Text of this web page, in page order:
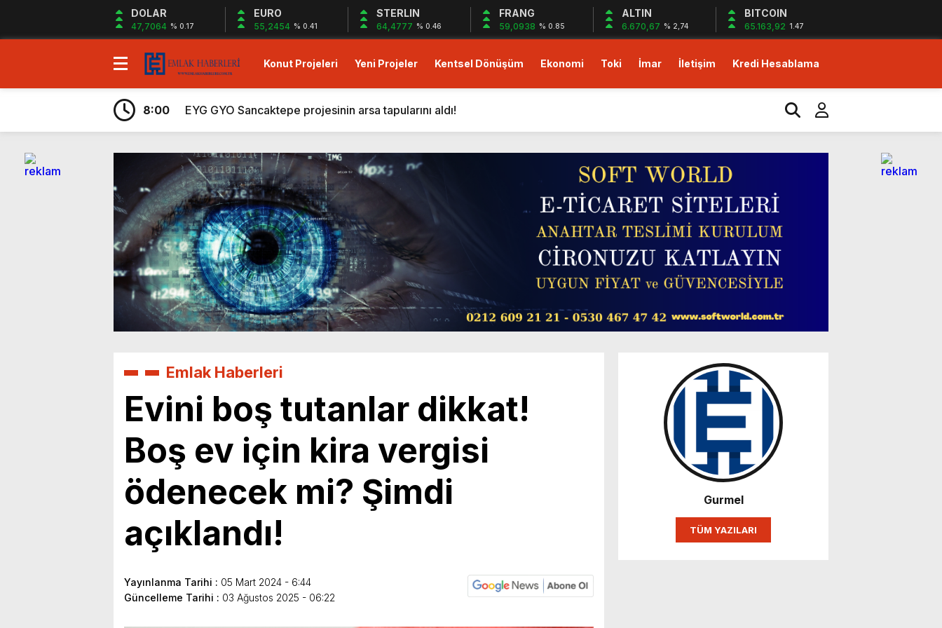
DOLAR
47,7064 % 0.17
EURO
55,2454 % 0.41
STERLIN
64,4777 % 0.46
FRANG
59,0938 % 0.85
ALTIN
6.670,67 % 2,74
BITCOIN
65.163,92 1.47
Konut Projeleri Yeni Projeler Kentsel Dönüşüm Ekonomi Toki İmar İletişim Kredi Hesablama
7:43
Ege Yapı Ormanyaka’da 2023 fiyatlarıyla 48 ay vade imkanı!
19:29
Gazze`ye Yardım Kampanyası Soft World ile Karın yüzde 25’i Gazzeye Bağışlıyoruz Sizlerin desteği ile…
8:00
EYG GYO Sancaktepe projesinin arsa tapularını aldı!
7:56
Kiler GYO Halkalı projesi resmen başlıyor! ÖİB arazisine 223 konutluk yeni proje geliyor!
6:59
Sagist Group’tan 140 milyon dolarlık yeni proje! Bingazi’ye otel ve 12 villa geliyor!
6:57
Shelton Bodrum projesi satışa çıktı! Yeni proje!
6:32
Sur Tatil Evleri Antalya’da Mart 2024 kampanyası başladı: Yüzde 10+yüzde 15 indirim!
6:29
Ayvalık’ta peşin ödemelerde yüzde 5 indirim avantajı!
6:26
Hayat City Mahmutbey’de sıfır faiz 18 ay vade fırsatı! Hemen oturuma hazır daireler!
7:48
Rams Denizkent Bayramoğlu Gebze projesinde peşin ödemelerde yüzde 25’e varan indirim fırsatı!
7:43
Ege Yapı Ormanyaka’da 2023 fiyatlarıyla 48 ay vade imkanı!
19:29
Gazze`ye Yardım Kampanyası Soft World ile Karın yüzde 25’i Gazzeye Bağışlıyoruz Sizlerin desteği ile…
Gurmel
TÜM YAZILARI
Emlak Haberleri
Evini boş tutanlar dikkat!
Boş ev için kira vergisi
ödenecek mi? Şimdi
açıklandı!
Yayınlanma Tarihi : 05 Mart 2024 - 6:44
Güncelleme Tarihi : 03 Ağustos 2025 - 06:22